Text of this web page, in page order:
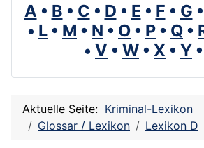
A • B • C • D • E • F • G •
• L • M • N • O • P • Q •
• V • W • X • Y •
Aktuelle Seite: Kriminal-Lexikon
Glossar / Lexikon
Lexikon D